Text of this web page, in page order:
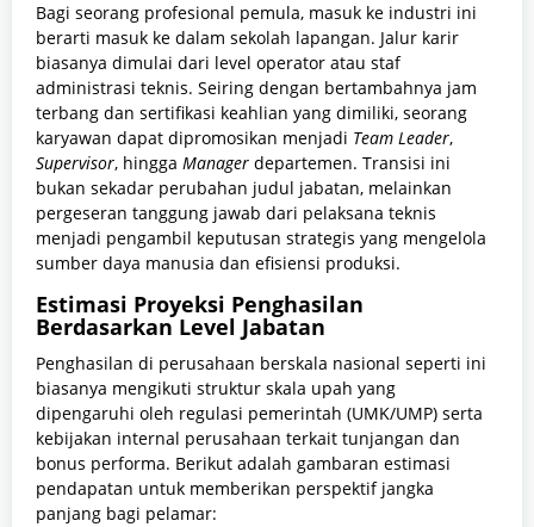
Bagi seorang profesional pemula, masuk ke industri ini
berarti masuk ke dalam sekolah lapangan. Jalur karir
biasanya dimulai dari level operator atau staf
administrasi teknis. Seiring dengan bertambahnya jam
terbang dan sertifikasi keahlian yang dimiliki, seorang
karyawan dapat dipromosikan menjadi Team Leader,
Supervisor, hingga Manager departemen. Transisi ini
bukan sekadar perubahan judul jabatan, melainkan
pergeseran tanggung jawab dari pelaksana teknis
menjadi pengambil keputusan strategis yang mengelola
sumber daya manusia dan efisiensi produksi.
Estimasi Proyeksi Penghasilan
Berdasarkan Level Jabatan
Penghasilan di perusahaan berskala nasional seperti ini
biasanya mengikuti struktur skala upah yang
dipengaruhi oleh regulasi pemerintah (UMK/UMP) serta
kebijakan internal perusahaan terkait tunjangan dan
bonus performa. Berikut adalah gambaran estimasi
pendapatan untuk memberikan perspektif jangka
panjang bagi pelamar: